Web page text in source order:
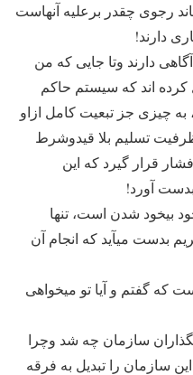
رجوی چقدر برعلیه آنهاست
دارند!
دارند وتا جایی که من
کرده اند که سیستم حاکم
به چیزی جز تبعیت کامل ازاو
تسلیم بلا قیدوشرط
قرار گیرد که این
آورد!
بیخود شدن است، تنها
بدست میآید که انجام آن
که گفتم و آیا تو میخواهی
سازمان چه شد وچرا
سازمان را تبدیل به فرقه